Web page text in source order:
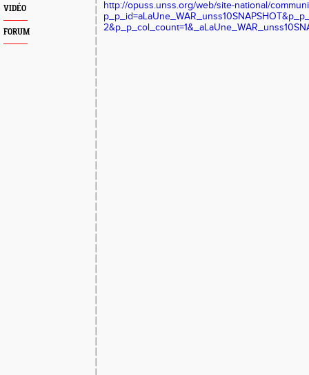
VIDÉO
FORUM
http://opuss.unss.org/web/site-national/